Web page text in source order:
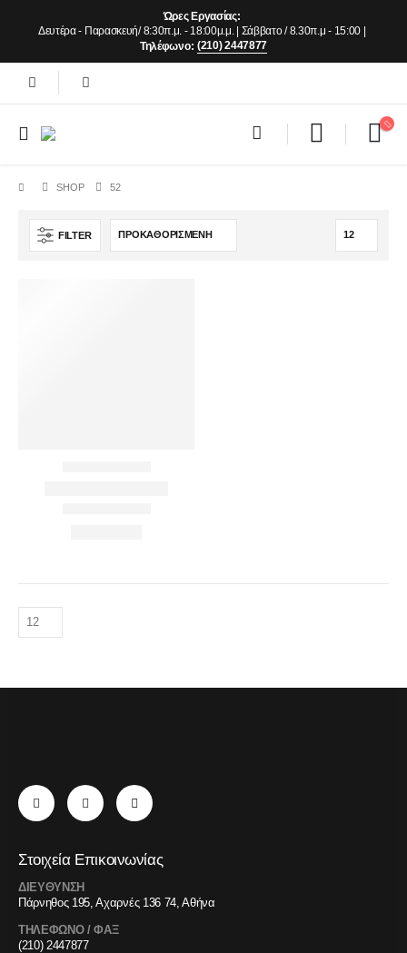
Ώρες Εργασίας:
Δευτέρα - Παρασκευή/ 8:30π.μ. - 18:00μ.μ. | Σάββατο / 8.30π.μ - 15:00 |
Τηλέφωνο: (210) 2447877
SHOP 52
FILTER
Στοιχεία Επικοινωνίας
ΔΙΕΥΘΥΝΣΗ
Πάρνηθος 195, Αχαρνές 136 74, Αθήνα
ΤΗΛΕΦΩΝΟ / ΦΑΞ
(210) 2447877